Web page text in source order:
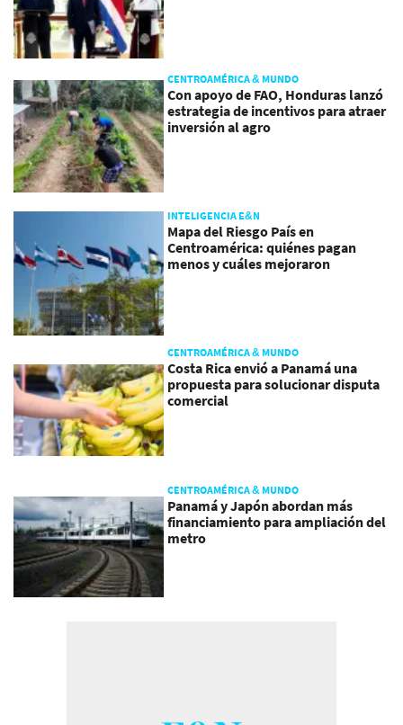
CENTROAMÉRICA & MUNDO
Con apoyo de FAO, Honduras lanzó
estrategia de incentivos para atraer
inversión al agro
INTELIGENCIA E&N
Mapa del Riesgo País en
Centroamérica: quiénes pagan
menos y cuáles mejoraron
CENTROAMÉRICA & MUNDO
Costa Rica envió a Panamá una
propuesta para solucionar disputa
comercial
CENTROAMÉRICA & MUNDO
Panamá y Japón abordan más
financiamiento para ampliación del
metro